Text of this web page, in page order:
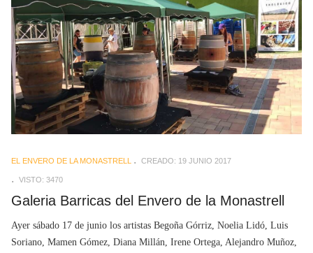
EL ENVERO DE LA MONASTRELL CREADO: 19 JUNIO 2017
VISTO: 3470
Galeria Barricas del Envero de la Monastrell
Ayer sábado 17 de junio los artistas Begoña Górriz, Noelia Lidó, Luis
Soriano, Mamen Gómez, Diana Millán, Irene Ortega, Alejandro Muñoz,